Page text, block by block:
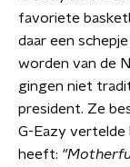
favoriete
daar een
worden van de
gingen niet
president. Ze
G-Eazy vertelde
heeft: